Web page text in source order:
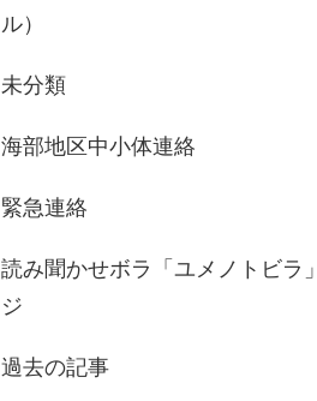
ル）
未分類
海部地区中小体連絡
緊急連絡
読み聞かせボラ「ユメノトビラ
ジ
過去の記事